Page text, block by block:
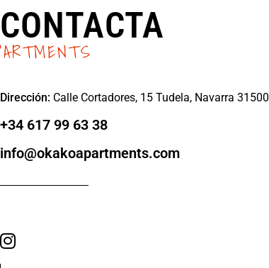
CONTACTA
Dirección: Calle Cortadores, 15 Tudela, Navarra 31500
+34 617 99 63 38
info@okakoapartments.com